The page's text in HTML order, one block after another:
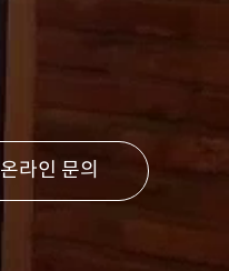
온라인 문의